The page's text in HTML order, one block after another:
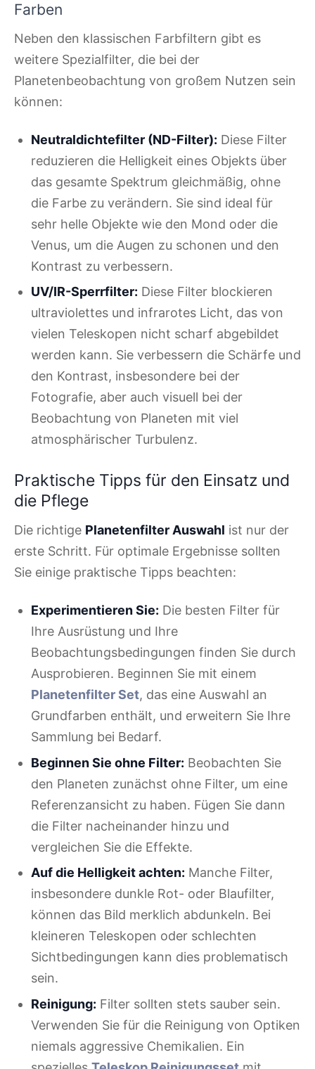
Farben
Neben den klassischen Farbfiltern gibt es
weitere Spezialfilter, die bei der
Planetenbeobachtung von großem Nutzen sein
können:
Neutraldichtefilter (ND-Filter): Diese Filter
reduzieren die Helligkeit eines Objekts über
das gesamte Spektrum gleichmäßig, ohne
die Farbe zu verändern. Sie sind ideal für
sehr helle Objekte wie den Mond oder die
Venus, um die Augen zu schonen und den
Kontrast zu verbessern.
UV/IR-Sperrfilter: Diese Filter blockieren
ultraviolettes und infrarotes Licht, das von
vielen Teleskopen nicht scharf abgebildet
werden kann. Sie verbessern die Schärfe und
den Kontrast, insbesondere bei der
Fotografie, aber auch visuell bei der
Beobachtung von Planeten mit viel
atmosphärischer Turbulenz.
Praktische Tipps für den Einsatz und
die Pflege
Die richtige Planetenfilter Auswahl ist nur der
erste Schritt. Für optimale Ergebnisse sollten
Sie einige praktische Tipps beachten:
Experimentieren Sie: Die besten Filter für
Ihre Ausrüstung und Ihre
Beobachtungsbedingungen finden Sie durch
Ausprobieren. Beginnen Sie mit einem
Planetenfilter Set, das eine Auswahl an
Grundfarben enthält, und erweitern Sie Ihre
Sammlung bei Bedarf.
Beginnen Sie ohne Filter: Beobachten Sie
den Planeten zunächst ohne Filter, um eine
Referenzansicht zu haben. Fügen Sie dann
die Filter nacheinander hinzu und
vergleichen Sie die Effekte.
Auf die Helligkeit achten: Manche Filter,
insbesondere dunkle Rot- oder Blaufilter,
können das Bild merklich abdunkeln. Bei
kleineren Teleskopen oder schlechten
Sichtbedingungen kann dies problematisch
sein.
Reinigung: Filter sollten stets sauber sein.
Verwenden Sie für die Reinigung von Optiken
niemals aggressive Chemikalien. Ein